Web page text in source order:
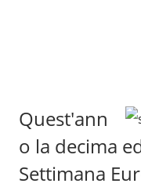
Quest'ann
o la decima
Settimana